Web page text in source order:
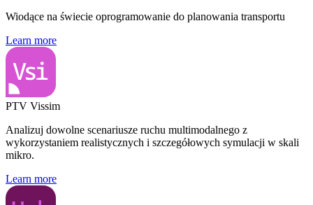
Wiodące na świecie oprogramowanie do planowania transportu
Learn more
PTV Vissim
Analizuj dowolne scenariusze ruchu multimodalnego z
wykorzystaniem realistycznych i szczegółowych symulacji w skali
mikro.
Learn more